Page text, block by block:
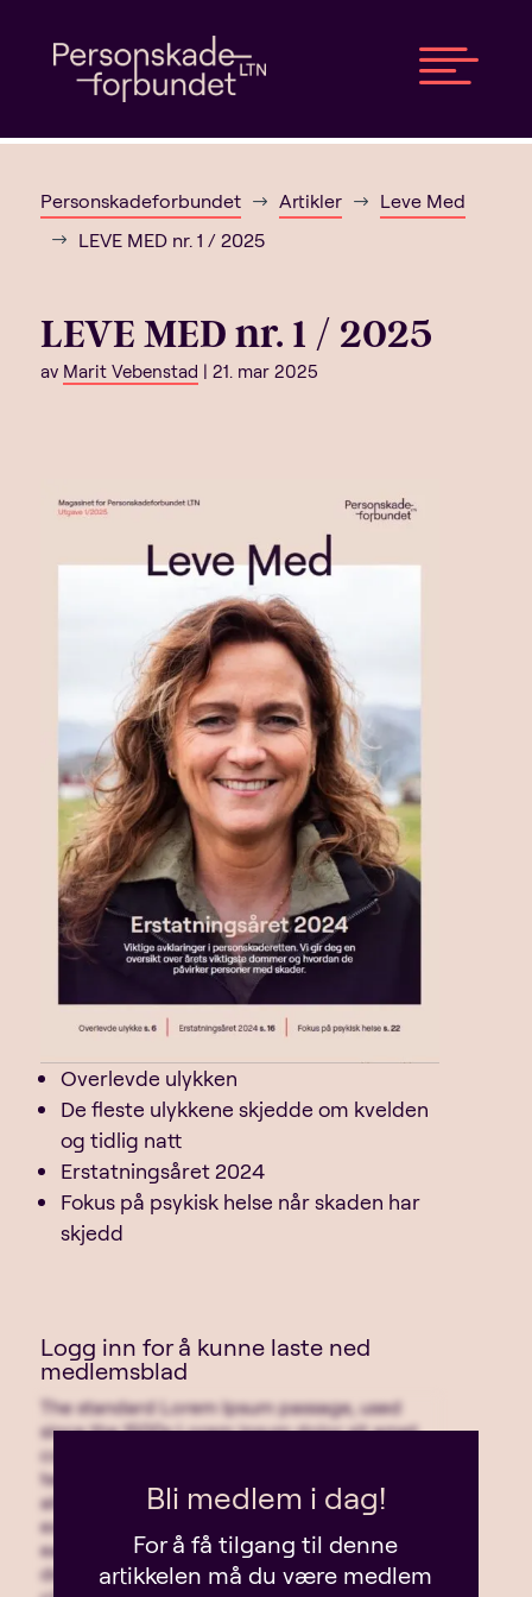

Personskadeforbundet $ Artikler $ Leve Med
$ LEVE MED nr. 1 / 2025
LEVE MED nr. 1 / 2025
av Marit Vebenstad | 21. mar 2025
Overlevde ulykken
De fleste ulykkene skjedde om kvelden
og tidlig natt
Erstatningsåret 2024
Fokus på psykisk helse når skaden har
skjedd
Logg inn for å kunne laste ned
medlemsblad
The standard Lorem Ipsum passage, used
since the 1500s Lorem ipsum dolor sit amet,
consectetur adipiscing elit, sed do eiusmod
tempor incididunt ut labore et dolore magna
aliqua. Ut enim ad minim veniam, quis nostrud
exercitation ullamco laboris nisi ut aliquip ex
ea commodo consequat. Duis aute irure
dolor in reprehenderit in voluptate velit esse
Bli medlem i dag!
For å få tilgang til denne
artikkelen må du være medlem